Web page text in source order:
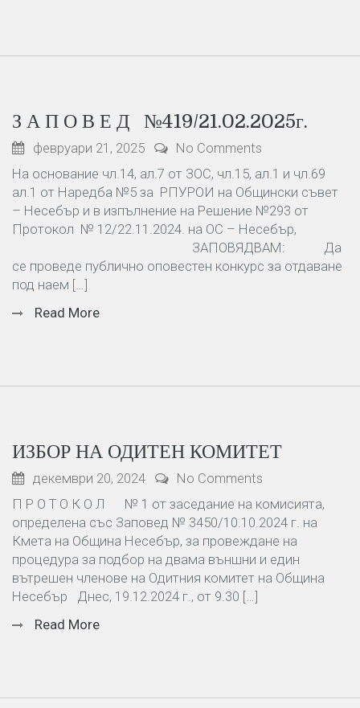
З А П О В Е Д №419/21.02.2025г.
февруари 21, 2025
No Comments
На основание чл.14, ал.7 от ЗОС, чл.15, ал.1 и чл.69
ал.1 от Наредба №5 за РПУРОИ на Общински съвет
– Несебър и в изпълнение на Решение №293 от
Протокол № 12/22.11.2024. на ОС – Несебър,
ЗАПОВЯДВАМ: Да
се проведе публично оповестен конкурс за отдаване
под наем […]
Read More
ИЗБОР НА ОДИТЕН КОМИТЕТ
декември 20, 2024
No Comments
П Р О Т О К О Л № 1 от заседание на комисията,
определена със Заповед № 3450/10.10.2024 г. на
Кмета на Община Несебър, за провеждане на
процедура за подбор на двама външни и един
вътрешен членове на Одитния комитет на Община
Несебър Днес, 19.12.2024 г., от 9.30 […]
Read More